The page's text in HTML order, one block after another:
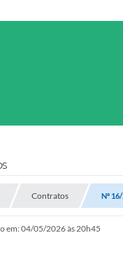
Contratos Nº
em: 04/05/2026 às 20h45